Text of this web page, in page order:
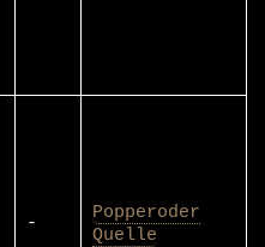
-
Popperoder
Quelle